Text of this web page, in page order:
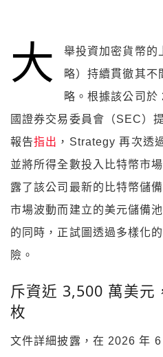
大
舉投資加密貨幣的
略）持續貫徹其不
略。根據該公司
國證券交易委員會（SEC）
報告指出 ，Strategy 再次透
並將所得全數投入比特幣市
露了該公司最新的比特幣儲
市場波動而建立的美元儲備
的同時，正試圖透過多樣化
險。
斥資近 3,500 萬美元
枚
文件詳細披露，在 2026 年